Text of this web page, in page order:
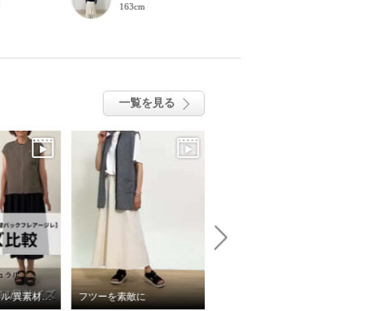
163cm
一覧を見る
【エムズスタイル/異素材切替バックフレアージレ】#サイズ比較 フツーを素敵に